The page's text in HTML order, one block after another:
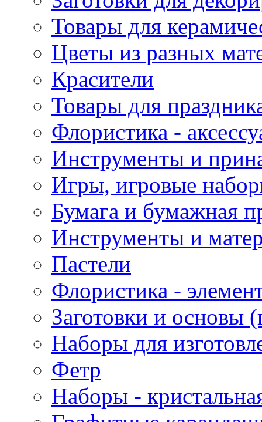
Товары для
Цветы из разных
Красители
Товары для
Флористика -
Инструменты и
Игры, игровые
Бумага и бумажная
Инструменты и
Пастели
Флористика -
Заготовки и основы
Наборы для
Фетр
Наборы -